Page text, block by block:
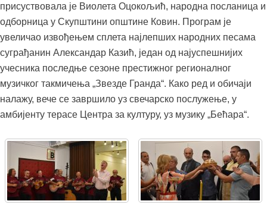
присуствовала је Виолета Оцокољић, народна посланица и
одборница у Скупштини општине Ковин. Програм је
увеличао извођењем сплета најлепших народних песама
суграђанин Александар Казић, један од најуспешнијих
учесника последње сезоне престижног регионалног
музичког такмичења „Звезде Гранда“. Како ред и обичаји
налажу, вече се завршило уз свечарско послужење, у
амбијенту терасе Центра за културу, уз музику „Бећара“.